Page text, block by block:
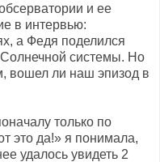
и ее
в интервью:
а Федя поделился
системы. Но
вошел ли наш эпизод в
только по
это да!» я понимала,
удалось увидеть 2